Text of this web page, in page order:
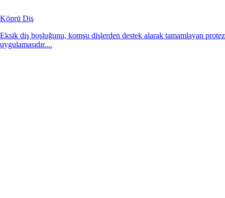
Köprü Diş
Eksik diş boşluğunu, komşu dişlerden destek alarak tamamlayan protez
uygulamasıdır....